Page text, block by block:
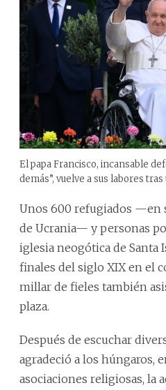
El papa Francisco, incansable
demás”, vuelve a sus labores
Unos 600 refugiados —en
de Ucrania— y personas
iglesia neogótica de Santa
finales del siglo XIX en el
millar de fieles también
plaza.
Después de escuchar
agradeció a los húngaros,
asociaciones religiosas, la